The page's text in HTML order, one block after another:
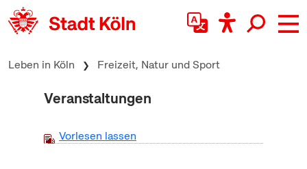
zum Inhalt springen
Leben in Köln Freizeit, Natur und Sport
Veranstaltungen
Vorlesen lassen